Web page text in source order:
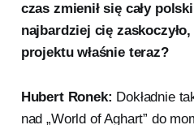
czas zmienił się cały
najbardziej cię
projektu właśnie teraz?
Hubert Ronek: Dokładnie
nad „World of Aghart” do